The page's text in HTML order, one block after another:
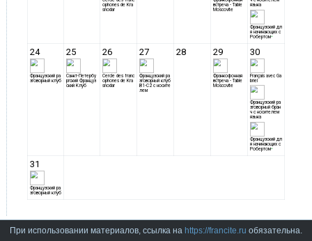
При использовании материалов, ссылка на https://francite.ru обязательна.